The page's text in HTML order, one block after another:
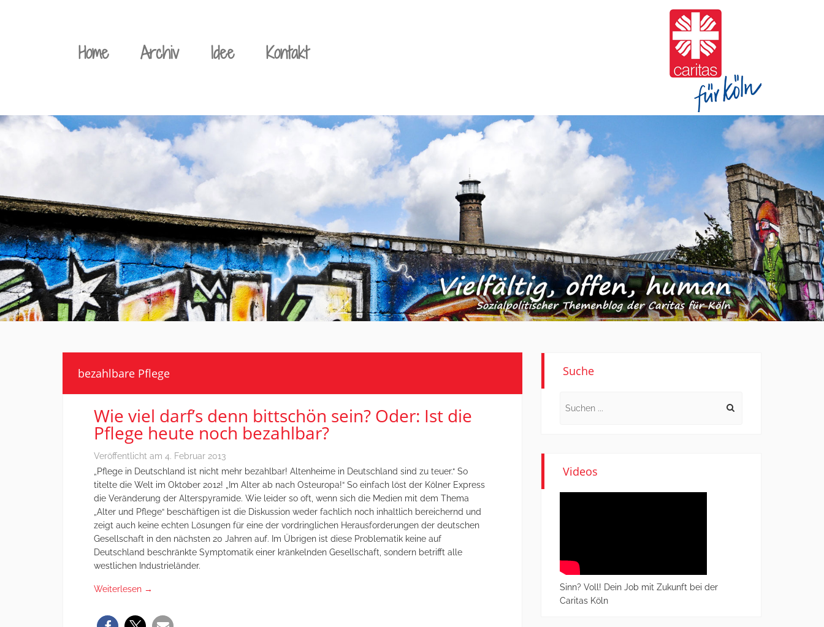
zumHome Archiv Idee Kontakt
bezahlbare Pflege
Wie viel darf’s denn bittschön sein? Oder: Ist die
Pflege heute noch bezahlbar?
Veröffentlicht am 4. Februar 2013
„Pflege in Deutschland ist nicht mehr bezahlbar! Altenheime in Deutschland sind zu teuer.“ So
titelte die Welt im Oktober 2012! „Im Alter ab nach Osteuropa!“ So einfach löst der Kölner Express
die Veränderung der Alterspyramide. Wie leider so oft, wenn sich die Medien mit dem Thema
„Alter und Pflege“ beschäftigen ist die Diskussion weder fachlich noch inhaltlich bereichernd und
zeigt auch keine echten Lösungen für eine der vordringlichen Herausforderungen der deutschen
Gesellschaft in den nächsten 20 Jahren auf. Im Übrigen ist diese Problematik keine auf
Deutschland beschränkte Symptomatik einer kränkelnden Gesellschaft, sondern betrifft alle
westlichen Industrieländer.
Weiterlesen →
Suche
Videos
Sinn? Voll! Dein Job mit Zukunft bei der
Caritas Köln